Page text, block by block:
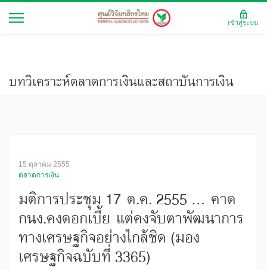
บทวิเคราะห์ตลาดการเงินและสถาบันการเงิน
15 ตุลาคม 2555
ตลาดการเงิน
มติการประชุม 17 ต.ค. 2555 … คาด
กนง.คงดอกเบี้ย แต่คงจับตาพัฒนาการ
ทางเศรษฐกิจอย่างใกล้ชิด (มอง
เศรษฐกิจฉบับที่ 3365)
เข้าสู่ระบบ